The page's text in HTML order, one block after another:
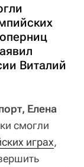
Виталий
Елена
смогли
играх,